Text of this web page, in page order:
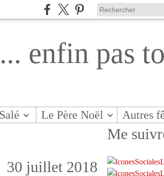
enfin pas
Le Père Noël Autres
30 juillet 2018
Me